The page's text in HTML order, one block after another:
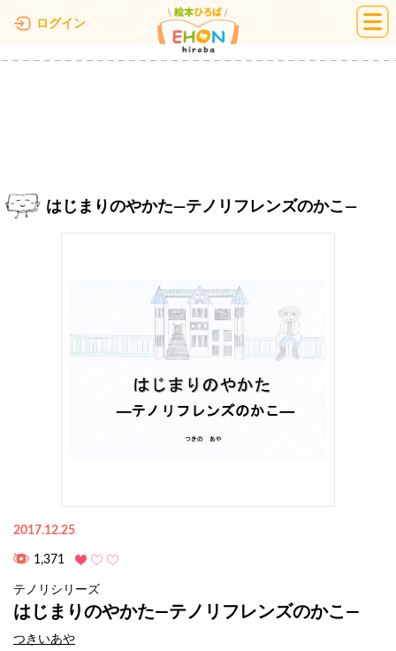
ログイン 絵本ひろば
はじまりのやかた―テノリフレンズのかこ―
2017.12.25
1,371
テノリシリーズ
はじまりのやかた―テノリフレンズのかこ―
つきいあや